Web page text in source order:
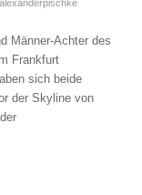
alexanderpischke
Männer-Achter des
Frankfurt
sich beide
der Skyline von